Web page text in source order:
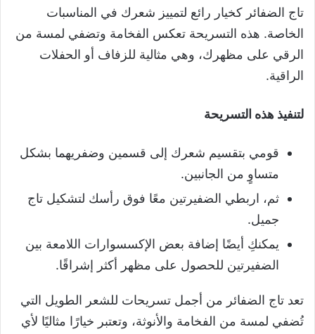
تاج الضفائر كخيار رائع لتمييز شعرك في المناسبات
الخاصة. هذه التسريحة تعكس الفخامة وتضفي لمسة من
الرقي على مظهرك، وهي مثالية للزفاف أو الحفلات
الراقية.
لتنفيذ هذه التسريحة
قومي بتقسيم شعرك إلى قسمين وضفريهما بشكل
متساوٍ من الجانبين.
ثم، اربطي الضفيرتين معًا فوق رأسك لتشكيل تاج
جميل.
يمكنكِ أيضًا إضافة بعض الإكسسوارات اللامعة بين
الضفيرتين للحصول على مظهر أكثر إشراقًا.
تعد تاج الضفائر من أجمل تسريحات للشعر الطويل التي
تُضفي لمسة من الفخامة والأنوثة، وتعتبر خيارًا مثاليًا لأي